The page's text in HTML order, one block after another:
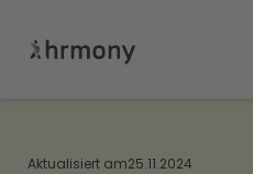
Aktualisiert am25.11.2024